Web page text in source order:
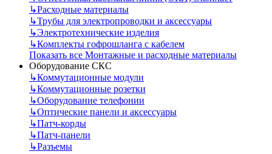
↳Расходные материалы
↳Трубы для электропроводки и аксессуары
↳Электротехнические изделия
↳Комплекты гофрошланга с кабелем
Показать все Монтажные и расходные материалы
Оборудование СКС
↳Коммутационные модули
↳Коммутационные розетки
↳Оборудование телефонии
↳Оптические панели и аксессуары
↳Патч-корды
↳Патч-панели
↳Разъемы